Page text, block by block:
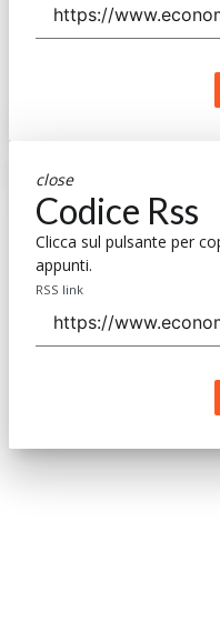
close
Codice Rss
Clicca sul pulsante per
appunti.
RSS link